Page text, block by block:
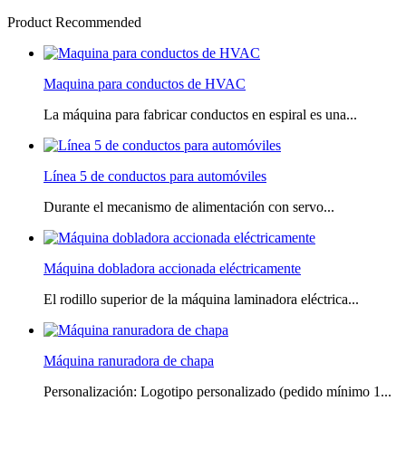
Product Recommended
Maquina para conductos de HVAC
La máquina para fabricar conductos en espiral es una...
Línea 5 de conductos para automóviles
Durante el mecanismo de alimentación con servo...
Máquina dobladora accionada eléctricamente
El rodillo superior de la máquina laminadora eléctrica...
Máquina ranuradora de chapa
Personalización: Logotipo personalizado (pedido mínimo 1...